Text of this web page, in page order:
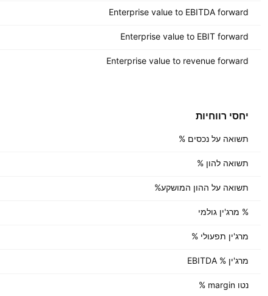
Enterprise value to EBITDA forward
Enterprise value to EBIT forward
Enterprise value to revenue forward
יחסי רווחיות
תשואה על נכסים %
תשואה להון %
תשואה על ההון המושקע%
% מרג'ין גולמי
מרג'ין תפעולי %
מרג'ין % EBITDA
נטו margin %